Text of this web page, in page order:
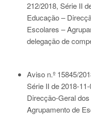
212/2018, Série II
Educação –
Escolares –
delegação de
Aviso n.º 15845/
Série II de 2018-
Direcção-Geral
Agrupamento de